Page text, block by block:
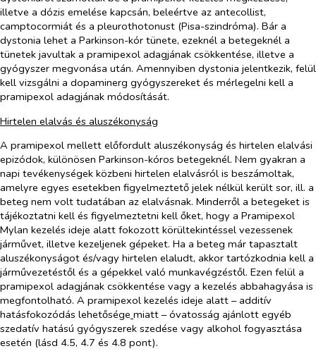
illetve a dózis emelése kapcsán, beleértve az antecollist,
camptocormiát és a pleurothotonust (Pisa-szindróma). Bár a
dystonia lehet a Parkinson-kór tünete, ezeknél a betegeknél a
tünetek javultak a pramipexol adagjának csökkentése, illetve a
gyógyszer megvonása után. Amennyiben dystonia jelentkezik, felül
kell vizsgálni a dopaminerg gyógyszereket és mérlegelni kell a
pramipexol adagjának módosítását.
Hirtelen elalvás és aluszékonyság
A pramipexol mellett előfordult aluszékonyság és hirtelen elalvási
epizódok, különösen Parkinson-kóros betegeknél. Nem gyakran a
napi tevékenységek közbeni hirtelen elalvásról is beszámoltak,
amelyre egyes esetekben figyelmeztető jelek nélkül került sor, ill. a
beteg nem volt tudatában az elalvásnak. Minderről a betegeket is
tájékoztatni kell és figyelmeztetni kell őket, hogy a Pramipexol
Mylan kezelés ideje alatt fokozott körültekintéssel vezessenek
járművet, illetve kezeljenek gépeket. Ha a beteg már tapasztalt
aluszékonyságot és/vagy hirtelen elaludt, akkor tartózkodnia kell a
járművezetéstől és a gépekkel való munkavégzéstől. Ezen felül a
pramipexol adagjának csökkentése vagy a kezelés abbahagyása is
megfontolható. A pramipexol kezelés ideje alatt – additív
hatásfokozódás lehetősége miatt – óvatosság ajánlott egyéb
szedatív hatású gyógyszerek szedése vagy alkohol fogyasztása
esetén (lásd 4.5, 4.7 és 4.8 pont).